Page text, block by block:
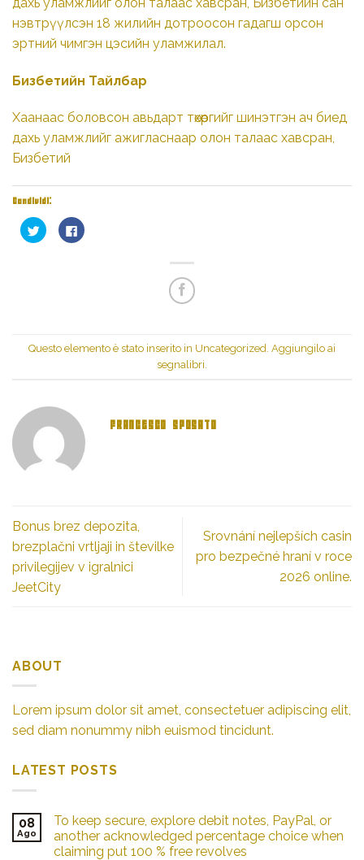
нэвтрүүлсэн 18 жилийн дотроосон гадагш орсон
эртний чимгэн цэсийн уламжилал.
Бизбетийн Тайлбар
Хаанаас боловсон авьдарт төхөөргийг шинэтгэн ач биед
дахь уламжлийг ажигласнаар олон талаас хавсран,
Бизбетий
Condividi:
Fai
clic
finestra)
Fai
clic
Questo elemento è stato inserito in Uncategorized . Aggiungilo ai
segnalibri
FRANCESCO SPOSATO
Bonus brez depozita,
brezplačni vrtljaji in številke
privilegijev v igralnici
JeetCity
Srovnání nejlepších casin
pro bezpečné hraní v roce
2026 online.
ABOUT
Lorem ipsum dolor sit amet, consectetuer adipiscing elit,
sed diam nonummy nibh euismod tincidunt.
LATEST POSTS
08
Ago
To keep secure, explore debit notes, PayPal, or
another acknowledged percentage choice when
claiming put 100 % free revolves